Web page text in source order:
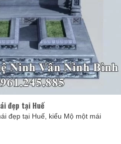
đẹp tại Huế
đẹp tại Huế, kiểu Mộ một mái